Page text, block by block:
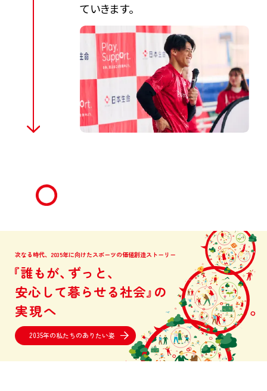
ていきます。
次なる時代、2035年に向けたスポーツの価値創造ストーリー
『誰もが、 ずっ と、
安心 して暮らせる社会』の
実現へ
2035年の私たちのありたい姿